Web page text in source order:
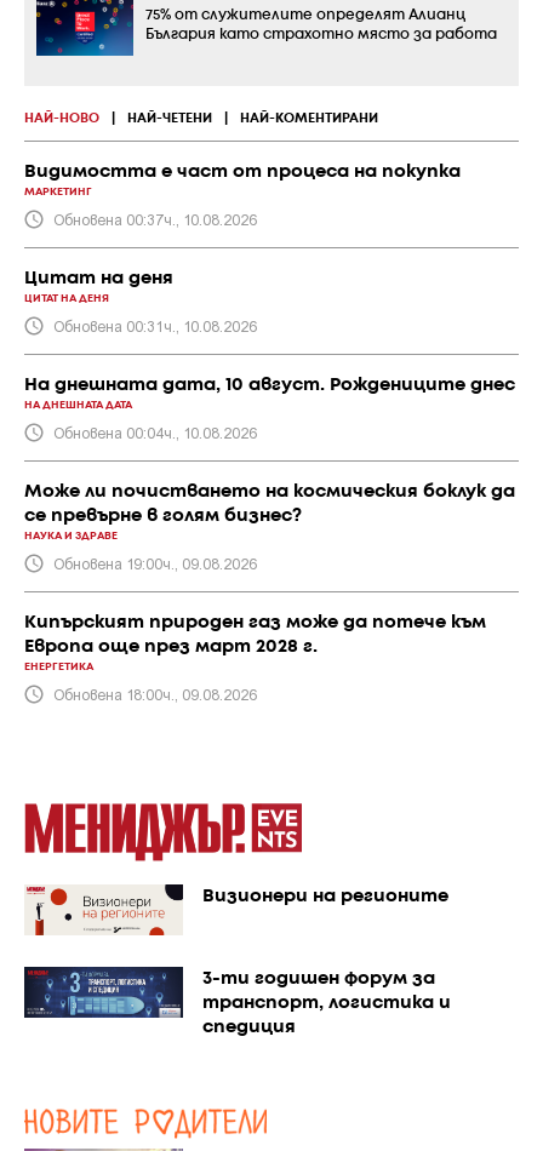
НАЙ-НОВО НАЙ-ЧЕТЕНИ НАЙ-КОМЕНТИРАНИ
Видимостта е част от процеса на покупка
МАРКЕТИНГ
Обновена 00:37ч., 10.08.2026
Цитат на деня
ЦИТАТ НА ДЕНЯ
Обновена 00:31ч., 10.08.2026
На днешната дата, 10 август. Рождениците днес
НА ДНЕШНАТА ДАТА
Обновена 00:04ч., 10.08.2026
Може ли почистването на космическия боклук да
се превърне в голям бизнес?
НАУКА И ЗДРАВЕ
Обновена 19:00ч., 09.08.2026
Кипърският природен газ може да потече към
Европа още през март 2028 г.
ЕНЕРГЕТИКА
Обновена 18:00ч., 09.08.2026
75% от служителите определят Алианц
България като страхотно място за работа
Визионери на регионите
3-ти годишен форум за
транспорт, логистика и
спедиция